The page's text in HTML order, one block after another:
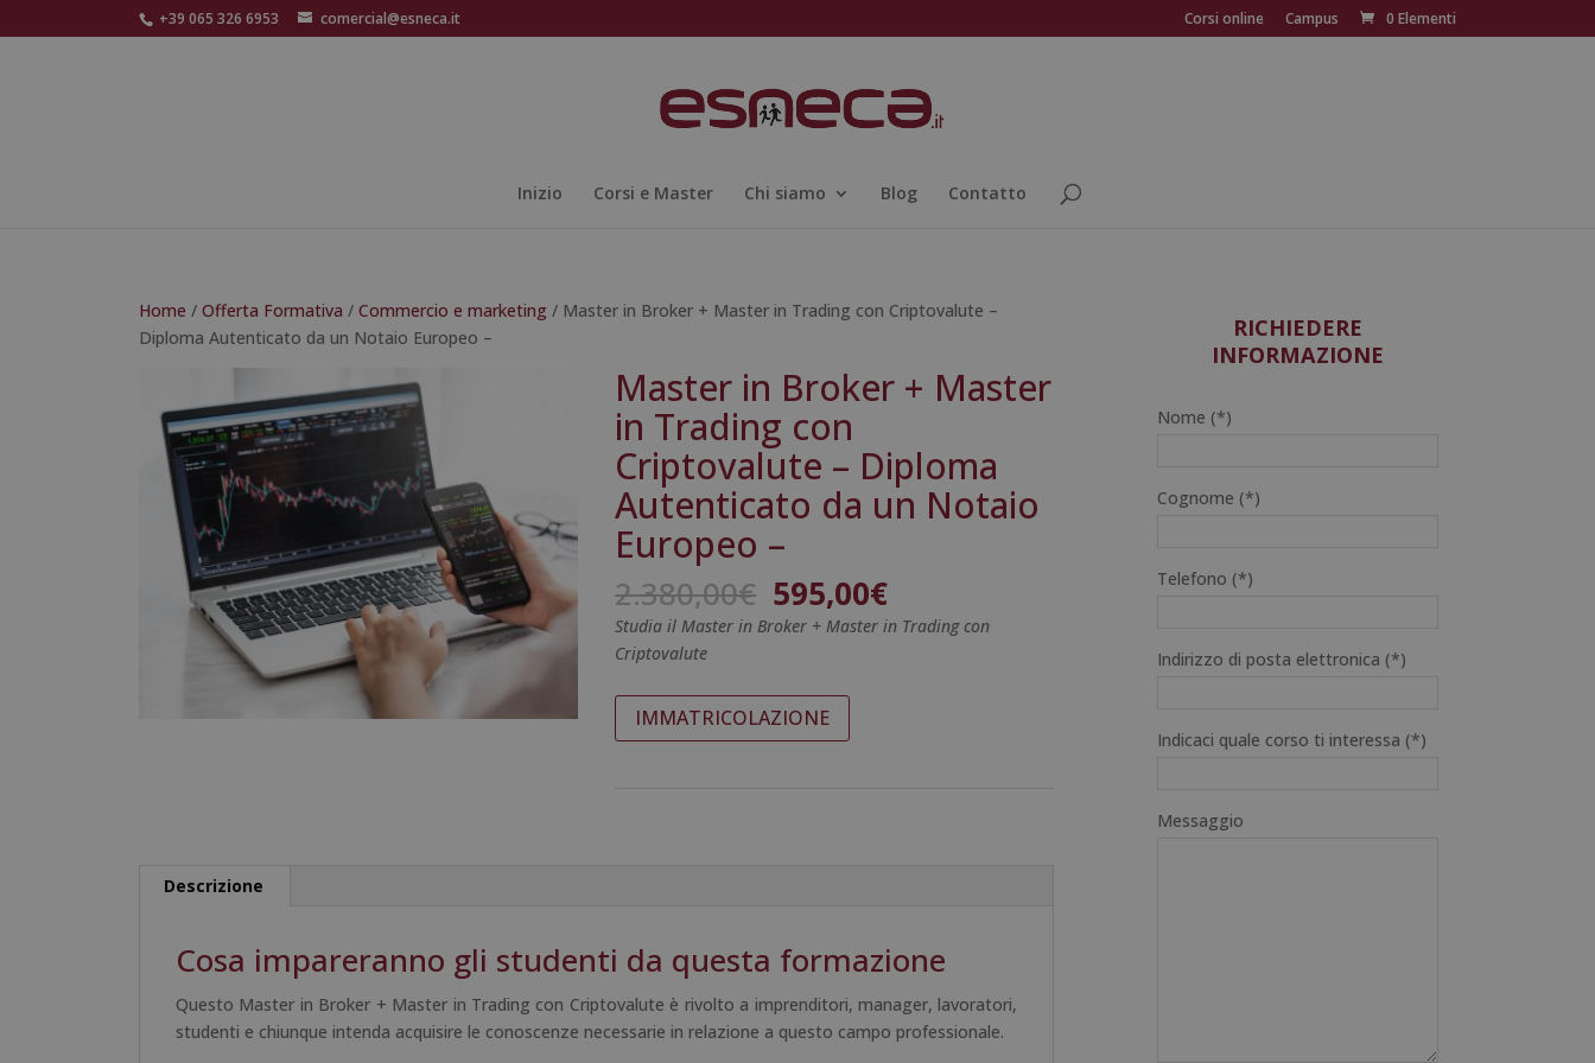
+39 065 326 6953 comercial@esneca.it Corsi online Campus 0 Elementi
Inizio Corsi e Master Chi siamo Blog Contatto
Home / Offerta Formativa / Commercio e marketing / Master in Broker + Master in Trading con Criptovalute –
Diploma Autenticato da un Notaio Europeo –
Master in Broker + Master
in Trading con
Criptovalute – Diploma
Autenticato da un Notaio
Europeo –
2.380,00€ Il
prezzo
originale
2.380,00€.
595,00€Il
prezzo
attuale
Studia il Master in Broker + Master in Trading con
Criptovalute
Master
in
-
Autenticato
da
IMMATRICOLAZIONE
v
:
Descrizione
Cosa impareranno gli studenti da questa formazione
Questo Master in Broker + Master in Trading con Criptovalute è rivolto a imprenditori, manager, lavoratori,
studenti e chiunque intenda acquisire le conoscenze necessarie in relazione a questo campo professionale.
RICHIEDERE
INFORMAZIONE
Nome (*)
Cognome (*)
Telefono (*)
Indirizzo di posta elettronica (*)
Indicaci quale corso ti interessa (*)
Messaggio